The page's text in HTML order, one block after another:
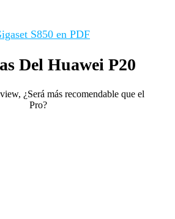
S850 en PDF
Del Huawei P20